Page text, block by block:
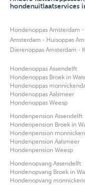
hondenuitlaatservices
Hondenoppas Amsterdam ·
Amsterdam · Huisoppas
Dierenoppas Amsterdam ·
Hondenoppas Assendelft
Hondenoppas Broek in
Hondenoppas
Hondenoppas Aalsmeer
Hondenoppas Weesp
Hondenpension Assendelft
Hondenpension Broek in
Hondenpension
Hondenpension Aalsmeer
Hondenpension Weesp
Hondenopvang Assendelft
Hondenopvang Broek in
Hondenopvang